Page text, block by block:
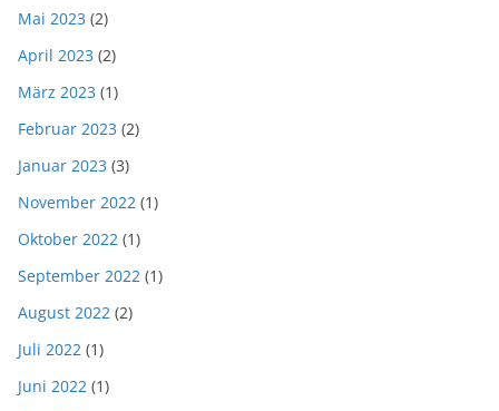
Mai 2023 (2)
April 2023 (2)
März 2023 (1)
Februar 2023 (2)
Januar 2023 (3)
November 2022 (1)
Oktober 2022 (1)
September 2022 (1)
August 2022 (2)
Juli 2022 (1)
Juni 2022 (1)